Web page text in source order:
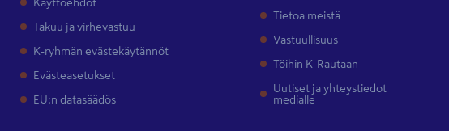
Käyttöehdot
Takuu ja virhevastuu
K-ryhmän evästekäytännöt
Evästeasetukset
EU:n datasäädös
Tietoa meistä
Vastuullisuus
Töihin K-Rautaan
Uutiset ja yhteystiedot
medialle